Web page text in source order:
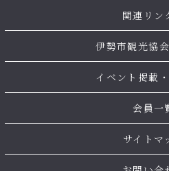
関連リン
伊勢市観光協
イベント掲載
会員一
サイトマ